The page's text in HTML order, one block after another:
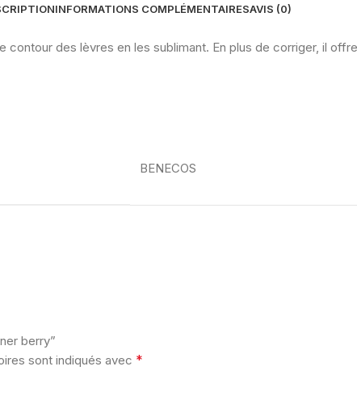
INFORMATIONS COMPLÉMENTAIRESAVIS (0)
des lèvres en les sublimant. En plus de corriger, il
BENECOS
berry”
sont indiqués avec *